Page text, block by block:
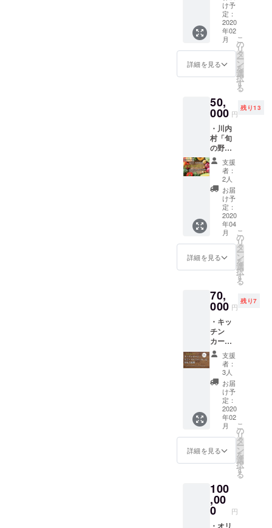
らかじ
めお店
のSNS
よりご
確認く
い。 ※
商品券
2020年
5月末ま
でで
す。 ※
災害等
により
営業不
可能と
なった
場合の
払い戻
しは致
しませ
ん。 ※
リター
2020年
6月1日
けを開
始し、
2020年
6月30日
までに
お届け
しま
す。
カー、
心を込
めたサ
ンクス
レター
をお送
りしま
は黒と
茶から
お選び
いただ
けま
す。備
考欄に
記載く
ださ
い。 ※
指定住
所へお
送りし
ます
（送料
み）。
※出店情
めお店
のSNS
よりご
確認く
ださ
い。 ※
商品券
の有効
期限は
2021年
5月末ま
でで
す。 ※
リター
ンは
6月1日
から順
始し、
2020年
6月30日
までに
ルディ
ナーに
ご招待
しま
す！ま
た、オ
リジナ
心を込
めたサ
ンクス
レター
をお送
りしま
す。 ※
会場は
中田
シェフ
の営む
フラン
ス料理
店「な
か田」
となり
ます。
1-6) ※ド
リンク
日時は
応相談
です。
※オリジ
ナルス
テッ
カー、
サンク
スレ
ターは
指定住
所へお
ます
（送料
す ・オ
リジナ
ルス
テッ
カー ・
サンク
スレ
ター あ
なたの
でキッ
チン
カーを
走らせ
ます！
プラ
ス、オ
リジナ
ルス
テッ
カー、
心を込
めたサ
ンクス
レター
をお送
りしま
応相談
です。
※別途距
離分の
ガソリ
ン代を
いただ
きま
す。
け予
定：
2020
年02
月
詳細を見る
こ
の
リ
タ
ー
ン
を
選
択
す
る
50,
000 円
残り13
・川内
村「旬
の野菜
便」春
夏秋冬4
回セッ
ト ・
Kokage
Kitchen
商品券
20000
円分 ・
オリジ
ナルス
テッ
カー ・
スレ
ター 川
内村の
旬の野
菜詰め
合わせ
を、季
節ごと
にお送
りしま
す。 プ
ラス、
当店で
使える
20000
円分商
品券、
カー、
心を込
めたサ
ンクス
支援
者：
2人
お届
け予
定：
2020
年04
月
詳細を見る
こ
の
リ
タ
ー
ン
を
選
択
す
る
70,
000 円
残り7
・キッ
チン
カーに
広告・
ロゴス
テッ
カーを
貼れる
権利 ・
オリジ
ナルス
テッ
カー ・
サンク
スレ
ター
ンカー
に支援
者様の
広告・
ロゴス
支援
者：
3人
お届
け予
定：
2020
年02
月
詳細を見る
こ
の
リ
タ
ー
ン
を
選
択
す
る
100
,00
0 円
・オリ